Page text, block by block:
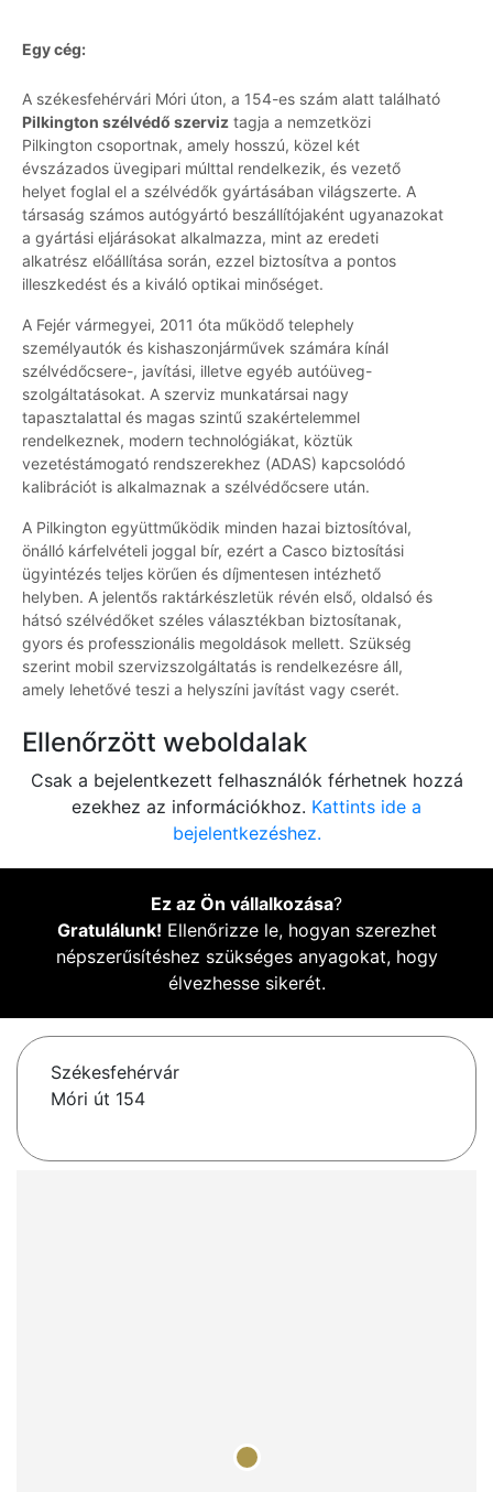
Egy cég:
A székesfehérvári Móri úton, a 154-es szám alatt található
Pilkington szélvédő szerviz tagja a nemzetközi
Pilkington csoportnak, amely hosszú, közel két
évszázados üvegipari múlttal rendelkezik, és vezető
helyet foglal el a szélvédők gyártásában világszerte. A
társaság számos autógyártó beszállítójaként ugyanazokat
a gyártási eljárásokat alkalmazza, mint az eredeti
alkatrész előállítása során, ezzel biztosítva a pontos
illeszkedést és a kiváló optikai minőséget.
A Fejér vármegyei, 2011 óta működő telephely
személyautók és kishaszonjárművek számára kínál
szélvédőcsere-, javítási, illetve egyéb autóüveg-
szolgáltatásokat. A szerviz munkatársai nagy
tapasztalattal és magas szintű szakértelemmel
rendelkeznek, modern technológiákat, köztük
vezetéstámogató rendszerekhez (ADAS) kapcsolódó
kalibrációt is alkalmaznak a szélvédőcsere után.
A Pilkington együttműködik minden hazai biztosítóval,
önálló kárfelvételi joggal bír, ezért a Casco biztosítási
ügyintézés teljes körűen és díjmentesen intézhető
helyben. A jelentős raktárkészletük révén első, oldalsó és
hátsó szélvédőket széles választékban biztosítanak,
gyors és professzionális megoldások mellett. Szükség
szerint mobil szervizszolgáltatás is rendelkezésre áll,
amely lehetővé teszi a helyszíni javítást vagy cserét.
Ellenőrzött weboldalak
Csak a bejelentkezett felhasználók férhetnek hozzá
ezekhez az információkhoz. Kattints ide a
bejelentkezéshez.
Ez az Ön vállalkozása?
Gratulálunk! Ellenőrizze le, hogyan szerezhet
népszerűsítéshez szükséges anyagokat, hogy
élvezhesse sikerét.
Székesfehérvár
Móri út 154